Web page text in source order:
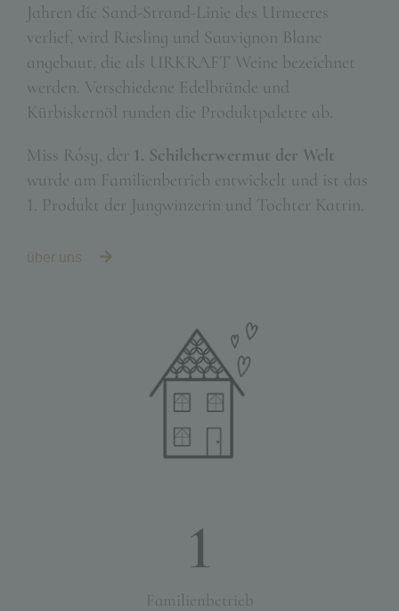
Jahren die Sand-Strand-Linie des Urmeeres
verlief, wird Riesling und Sauvignon Blanc
angebaut, die als URKRAFT Weine bezeichnet
werden. Verschiedene Edelbrände und
Kürbiskernöl runden die Produktpalette ab.
Miss Rósy, der 1. Schilcherwermut der Welt
wurde am Familienbetrieb entwickelt und ist das
1. Produkt der Jungwinzerin und Tochter Katrin.
über uns
1
Familienbetrieb